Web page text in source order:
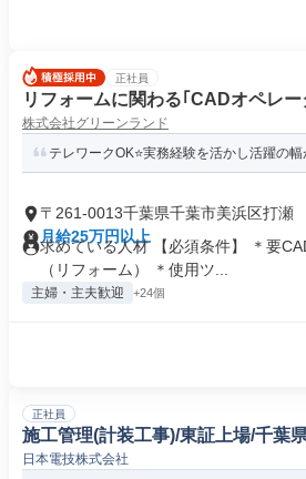
正社員
リフォームに関わる｢CADオペレー
株式会社グリーンランド
テレワークOK⭐実務経験を活かし活躍の
〒261-0013千葉県千葉市美浜区打瀬
月給25万円以上
求めている人材 【必須条件】 ＊要
（リフォーム） ＊使用ツ...
主婦・主夫歓迎 +24個
正社員
施工管理(計装工事)/東証上場/千葉
日本電技株式会社